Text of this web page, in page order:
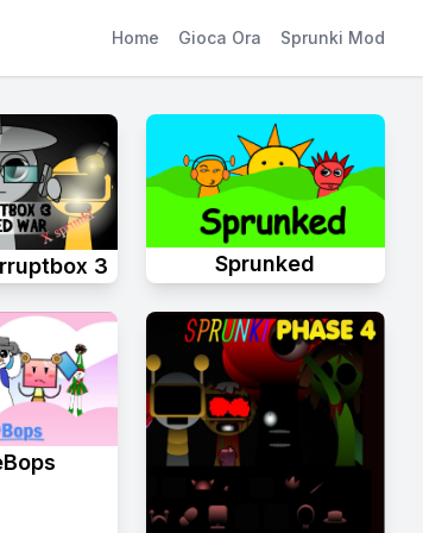
Home Gioca Ora Sprunki Mod
3 Sprunked